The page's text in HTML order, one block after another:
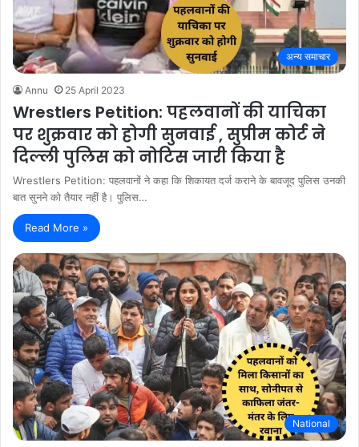
अन्य समाचार
Annu 25 April 2023
Wrestlers Petition: पहलवानों की याचिका
पर शुक्रवार को होगी सुनवाई , सुप्रीम कोर्ट ने
दिल्ली पुलिस को नोटिस जारी किया है
Wrestlers Petition: पहलवानों ने कहा कि शिकायत दर्ज कराने के बावजूद पुलिस उनकी
बात सुनने को तैयार नहीं है। पुलिस…
Read More »
National